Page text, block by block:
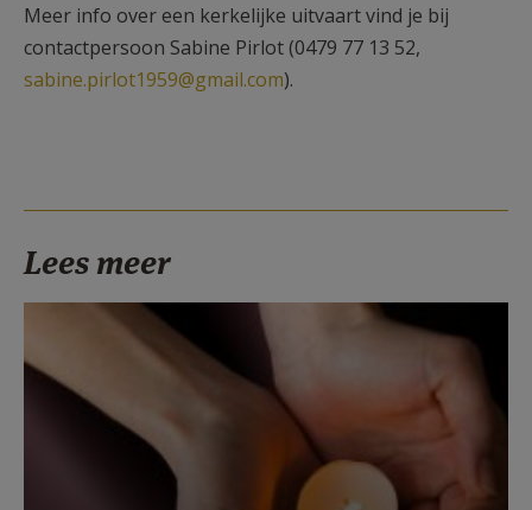
Meer info over een kerkelijke uitvaart vind je bij
contactpersoon Sabine Pirlot (0479 77 13 52,
sabine.pirlot1959@gmail.com).
Lees meer